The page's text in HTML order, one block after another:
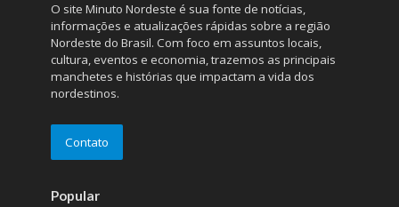
O site Minuto Nordeste é sua fonte de notícias,
informações e atualizações rápidas sobre a região
Nordeste do Brasil. Com foco em assuntos locais,
cultura, eventos e economia, trazemos as principais
manchetes e histórias que impactam a vida dos
nordestinos.
Contato
Popular